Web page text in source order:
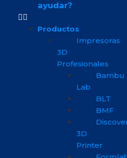
ayudar?
Productos
Impresoras
3D
Profesionales
Bambu
Lab
BLT
BMF
3D
Printer